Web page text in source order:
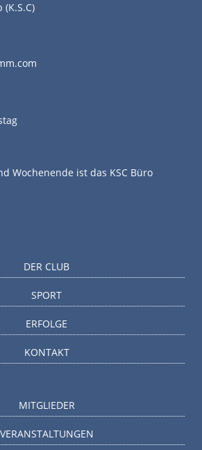
Wochenende ist das KSC Büro
DER CLUB
SPORT
ERFOLGE
KONTAKT
MITGLIEDER
VERANSTALTUNGEN